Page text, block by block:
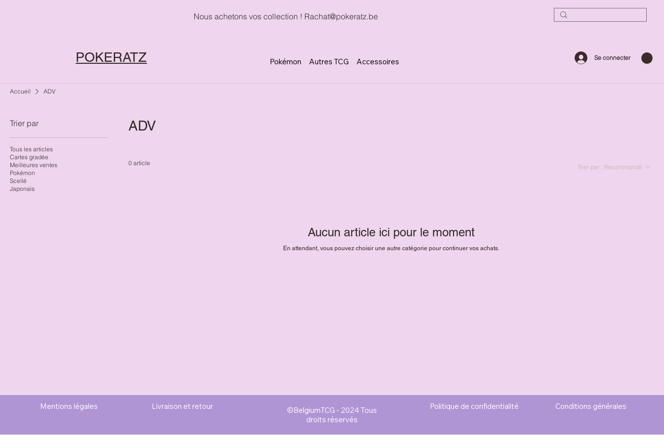
Nous achetons vos collection ! Rachat@pokeratz.be
POKERATZ Se connecter
Pokémon Autres TCG Accessoires
Accueil ADV
Trier par
Tous les articles
Cartes gradée
Meilleures ventes
Pokémon
Scellé
Japonais
ADV
0 article
Trier par : Recommandé
Aucun article ici pour le moment
En attendant, vous pouvez choisir une autre catégorie pour continuer vos achats.
Livraison et retour Politique de confidentialité
Mentions légales Conditions générales
©BelgiumTCG - 2024 Tous
droits réservés